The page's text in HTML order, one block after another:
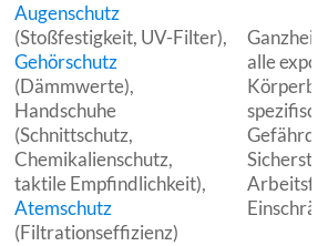
Augenschutz
(Stoßfestigkeit, UV-Filter),
Gehörschutz
(Dämmwerte),
Handschuhe
(Schnittschutz,
Chemikalienschutz,
taktile Empfindlichkeit),
Atemschutz
(Filtrationseffizienz)
alle